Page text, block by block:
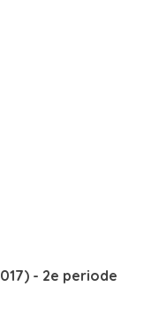
- 2e periode